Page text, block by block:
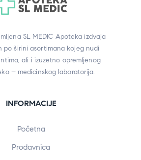
SL MEDIC Apoteka izdvaja
po širini asortimana kojeg nudi
ali i izuzetno opremljenog
– medicinskog laboratorija.
INFORMACIJE
Početna
Prodavnica